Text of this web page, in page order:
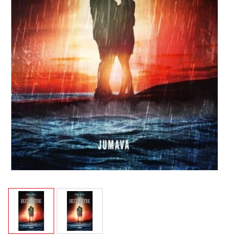
View larger imageView larger image